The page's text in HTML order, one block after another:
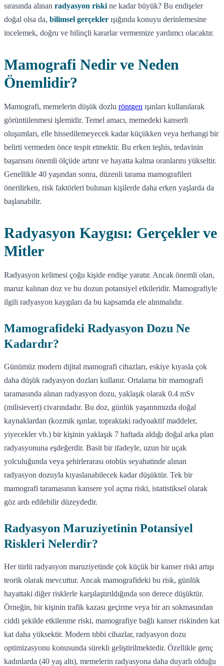
sırasında alınan radyasyon riski ne kadar büyük? Bu endişeler
doğal olsa da, bilimsel gerçekler ışığında konuyu derinlemesine
incelemek, doğru ve bilinçli kararlar vermemize yardımcı olacaktır.
Mamografi Nedir ve Neden
Önemlidir?
Mamografi, memelerin düşük dozlu röntgen ışınları kullanılarak
görüntülenmesi işlemidir. Temel amacı, memedeki kanserli
oluşumları, elle hissedilemeyecek kadar küçükken veya herhangi bir
belirti vermeden önce tespit etmektir. Bu erken teşhis, tedavinin
başarısını önemli ölçüde artırır ve hayatta kalma oranlarını yükseltir.
Genellikle 40 yaşından sonra, düzenli tarama mamografileri
önerilirken, risk faktörleri bulunan kişilerde daha erken yaşlarda da
başlanabilir.
Radyasyon Kaygısı: Gerçekler ve
Mitler
Radyasyon kelimesi çoğu kişide endişe yaratır. Ancak önemli olan,
maruz kalınan doz ve bu dozun potansiyel etkileridir. Mamografiyle
ilgili radyasyon kaygıları da bu kapsamda ele alınmalıdır.
Mamografideki Radyasyon Dozu Ne
Kadardır?
Günümüz modern dijital mamografi cihazları, eskiye kıyasla çok
daha düşük radyasyon dozları kullanır. Ortalama bir mamografi
taramasında alınan radyasyon dozu, yaklaşık olarak 0.4 mSv
(milisievert) civarındadır. Bu doz, günlük yaşantımızda doğal
kaynaklardan (kozmik ışınlar, topraktaki radyoaktif maddeler,
yiyecekler vb.) bir kişinin yaklaşık 7 haftada aldığı doğal arka plan
radyasyonuna eşdeğerdir. Basit bir ifadeyle, uzun bir uçak
yolculuğunda veya şehirlerarası otobüs seyahatinde alınan
radyasyon dozuyla kıyaslanabilecek kadar düşüktür. Tek bir
mamografi taramasının kansere yol açma riski, istatistiksel olarak
göz ardı edilebilir düzeydedir.
Radyasyon Maruziyetinin Potansiyel
Riskleri Nelerdir?
Her türlü radyasyon maruziyetinde çok küçük bir kanser riski artışı
teorik olarak mevcuttur. Ancak mamografideki bu risk, günlük
hayattaki diğer risklerle karşılaştırıldığında son derece düşüktür.
Örneğin, bir kişinin trafik kazası geçirme veya bir arı sokmasından
ciddi şekilde etkilenme riski, mamografiye bağlı kanser riskinden kat
kat daha yüksektir. Modern tıbbi cihazlar, radyasyon dozu
optimizasyonu konusunda sürekli geliştirilmektedir. Özellikle genç
kadınlarda (40 yaş altı), memelerin radyasyona daha duyarlı olduğu